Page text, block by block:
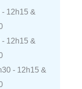
12h15 &
12h15 &
- 12h15 &